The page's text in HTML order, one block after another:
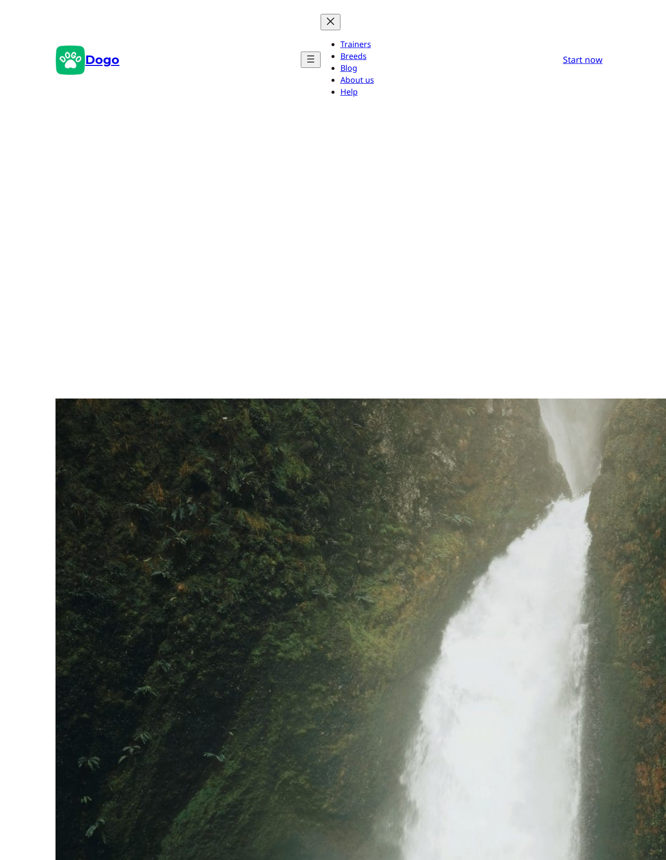
Dogo
Trainers
Breeds
Blog
About us
Help
Start now